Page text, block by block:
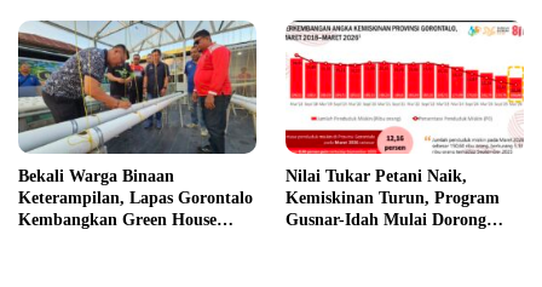
Bekali Warga Binaan
Keterampilan, Lapas Gorontalo
Kembangkan Green House
Nilai Tukar Petani Naik,
Kemiskinan Turun, Program
Gusnar-Idah Mulai Dorong